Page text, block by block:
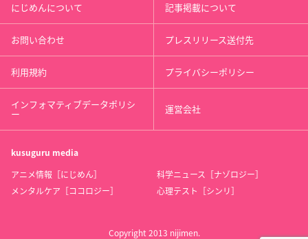
にじめんについて 記事掲載について
お問い合わせ プレスリリース送付先
利用規約 プライバシーポリシー
インフォマティブデータポリシ
ー 運営会社
kusuguru media
アニメ情報［にじめん］
科学ニュース［ナゾロジー］
メンタルケア［ココロジー］
心理テスト［シンリ］
Copyright 2013 nijimen.